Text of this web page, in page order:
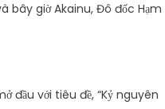
bây giờ Akainu, Đô đốc Hạm
đầu với tiêu đề, “Kỷ nguyên